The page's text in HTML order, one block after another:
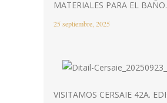
MATERIALES PARA EL BAÑO.
25 septiembre, 2025
VISITAMOS CERSAIE 42A.